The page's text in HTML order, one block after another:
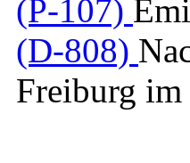
(P-107)
(D-808)
Freiburg im